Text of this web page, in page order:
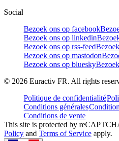
Social
Bezoek ons op facebook
Bezoek ons op linkedin
Bezoek ons op rss-feed
Bezoek ons op mastodon
Bezoek ons op bluesky
© 2026 Euractiv FR. All rights
Politique de confidentialité
Conditions générales
Conditions de vente
This site is protected by
Policy and Terms of Service apply.